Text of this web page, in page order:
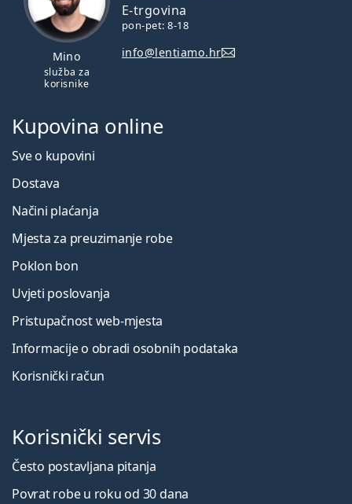
Mino
služba za
korisnike
E-trgovina
pon-pet: 8-18
info@lentiamo.hr
Kupovina online
Sve o kupovini
Dostava
Načini plaćanja
Mjesta za preuzimanje robe
Poklon bon
Uvjeti poslovanja
Pristupačnost web-mjesta
Informacije o obradi osobnih podataka
Korisnički račun
Korisnički servis
Često postavljana pitanja
Povrat robe u roku od 30 dana